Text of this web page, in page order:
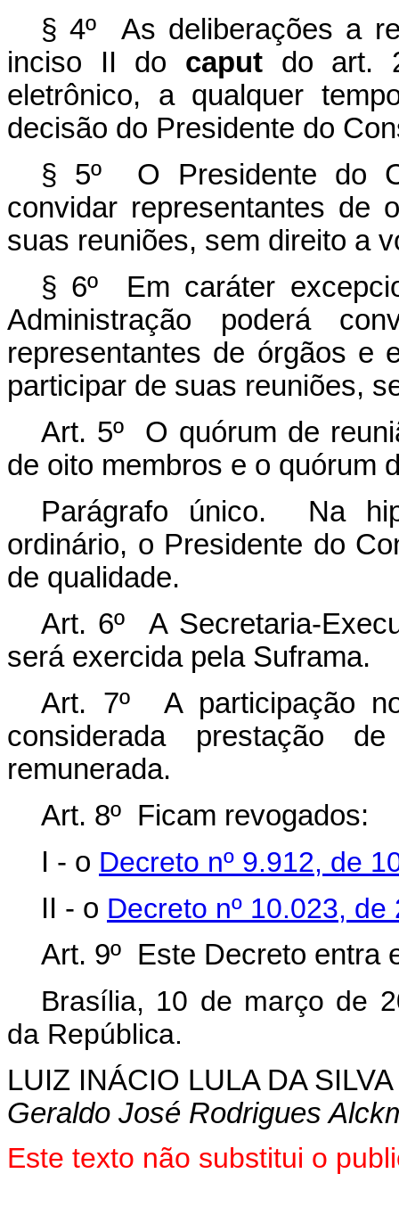
§ 4º As deliberações a
inciso II do caputdo art.
eletrônico, a qualquer
decisão do Presidente do
§ 5º O Presidente do
convidar representantes de
suas reuniões, sem direito a
§ 6º Em caráter
Administração poderá
representantes de órgãos e
participar de suas reuniões,
Art. 5º O quórum de
de oito membros e o quórum
Parágrafo único. Na
ordinário, o Presidente do
de qualidade.
Art. 6º A Secretaria-
será exercida pela Suframa.
Art. 7º A participação
considerada prestação
remunerada.
Art. 8º Ficam revogados:
I - o Decreto nº 9.912, de
II - o Decreto nº 10.023,
Art. 9º Este Decreto entra
Brasília, 10 de março de
da República.
LUIZ INÁCIO LULA DA SILVA
Geraldo José Rodrigues
Este texto não substitui o